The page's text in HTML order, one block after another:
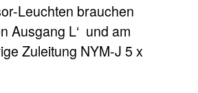
Leuchten brauchen
Ausgang L‘ und am
Zuleitung NYM-J 5 x